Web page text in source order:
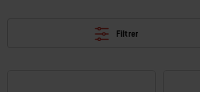
Filtrer